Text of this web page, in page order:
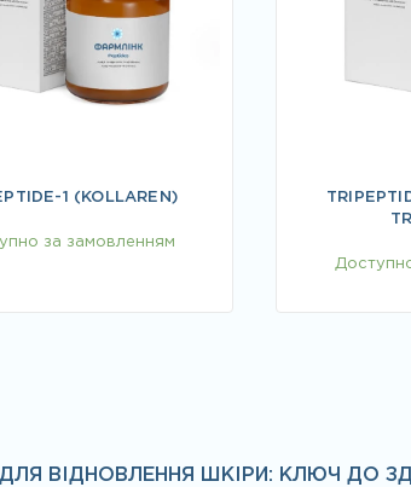
1 (KOLLAREN)
за замовленням
ВІДНОВЛЕННЯ ШКІРИ: КЛЮЧ ДО